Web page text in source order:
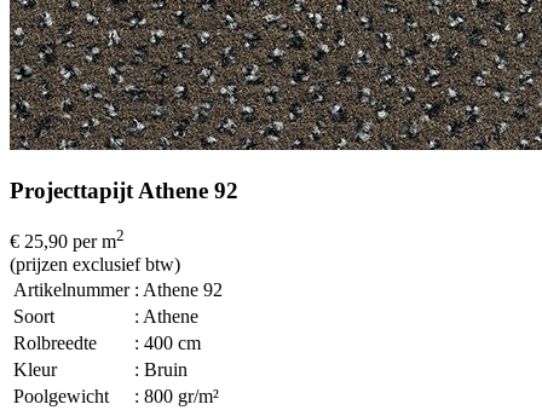
Projecttapijt Athene 92
€ 25,90 per m2
(prijzen exclusief btw)
Artikelnummer : Athene 92
Soort
: Athene
Rolbreedte
: 400 cm
Kleur
: Bruin
Poolgewicht
: 800 gr/m²